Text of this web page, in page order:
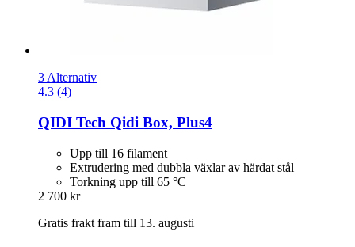
3 Alternativ
4.3 (4)
QIDI Tech Qidi Box, Plus4
Upp till 16 filament
Extrudering med dubbla växlar av härdat stål
Torkning upp till 65 °C
2 700 kr
Gratis frakt fram till 13. augusti